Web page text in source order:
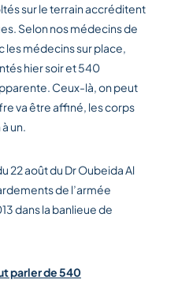
sur le terrain accréditent
Selon nos médecins de
les médecins sur place,
hier soir et 540
Ceux-là, on peut
va être affiné, les corps
un.
22 août du Dr Oubeida Al
de l’armée
dans la banlieue de
parler de 540